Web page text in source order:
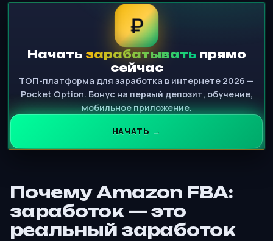
₽
Начать зарабатывать прямо
сейчас
ТОП-платформа для заработка в интернете 2026 —
Pocket Option. Бонус на первый депозит, обучение,
мобильное приложение.
НАЧАТЬ →
Почему Amazon FBA:
заработок — это
реальный заработок